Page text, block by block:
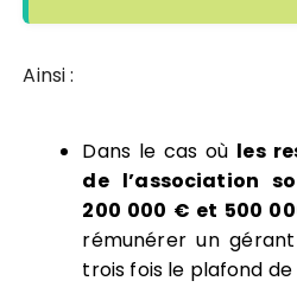
Ainsi :
Dans le cas où les
de l’association
200 000 € et 500
rémunérer un
trois fois le plafond